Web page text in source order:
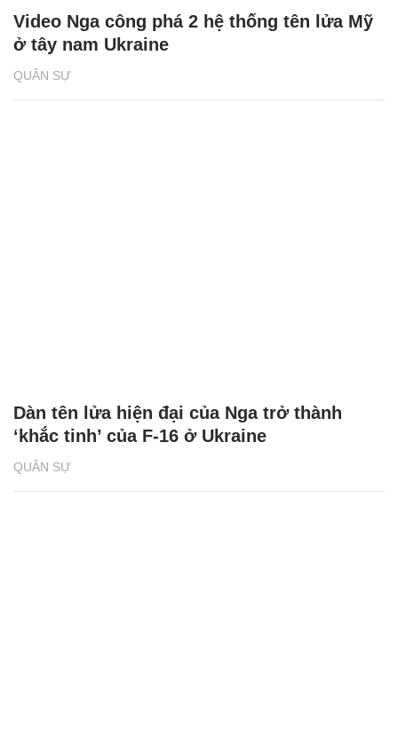
QUÂN SỰ
Video Nga công phá 2 hệ thống tên lửa Mỹ
ở tây nam Ukraine
QUÂN SỰ
Dàn tên lửa hiện đại của Nga trở thành
‘khắc tinh’ của F-16 ở Ukraine